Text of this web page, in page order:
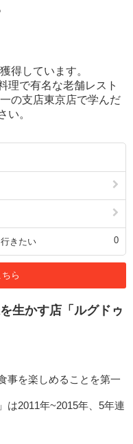
得しています。
理で有名な老舗レスト
の支店東京店で学んだ
い。
行きたい 0
ら
生かす店「ルグドゥ
事を楽しめることを第一
2011年~2015年、5年連